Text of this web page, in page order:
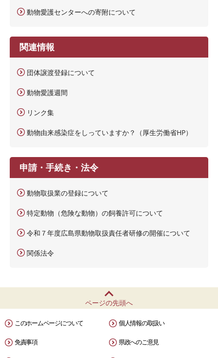
動物愛護センターへの寄附について
関連情報
団体譲渡登録について
動物愛護週間
リンク集
動物由来感染症をしっていますか？（厚生労働省HP）
申請・手続き・法令
動物取扱業の登録について
特定動物（危険な動物）の飼養許可について
令和７年度広島県動物取扱責任者研修の開催について
関係法令
ページの先頭へ
このホームページについて 個人情報の取扱い
免責事項 県政へのご意見